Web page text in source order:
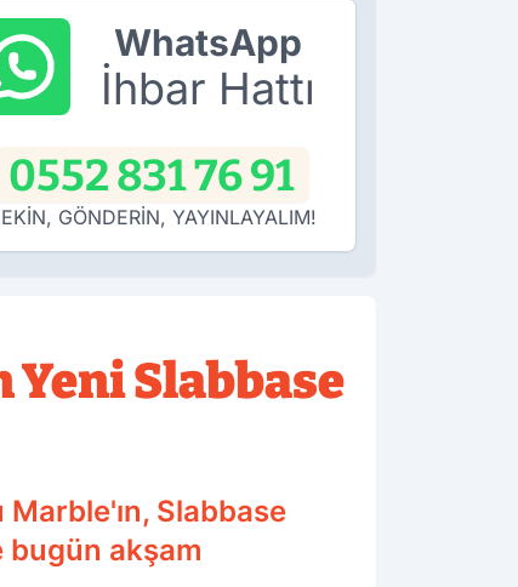
WhatsApp
İhbar Hattı
0552 831 76 91
GÖNDERİN, YAYINLAYALIM!
Yeni Slabbase
Slabbase
bugün akşam